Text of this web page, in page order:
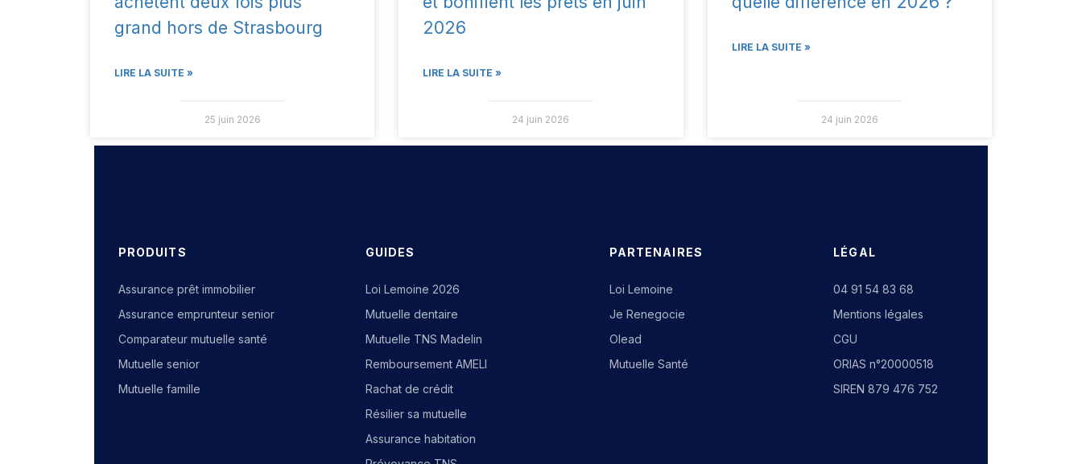
grand hors de Strasbourg
LIRE LA SUITE »
25 juin 2026
2026
LIRE LA SUITE »
24 juin 2026
LIRE LA SUITE »
24 juin 2026
PRODUITS
Assurance prêt immobilier
Assurance emprunteur senior
Comparateur mutuelle santé
Mutuelle senior
Mutuelle famille
GUIDES
Loi Lemoine 2026
Mutuelle dentaire
Mutuelle TNS Madelin
Remboursement AMELI
Rachat de crédit
Résilier sa mutuelle
Assurance habitation
PARTENAIRES
Loi Lemoine
Je Renegocie
Olead
Mutuelle Santé
LÉGAL
04 91 54 83 68
Mentions légales
CGU
ORIAS n°20000518
SIREN 879 476 752